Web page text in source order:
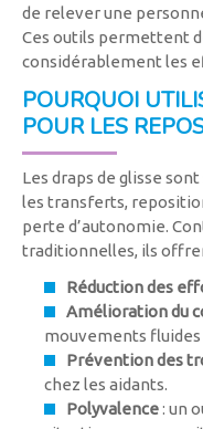
de relever une
Ces outils permettent
considérablement les
POURQUOI
POUR LES
Les draps de glisse
les transferts,
perte d’autonomie.
traditionnelles, ils
Réduction des
Amélioration du
mouvements fluides
Prévention des
chez les aidants.
Polyvalence: un